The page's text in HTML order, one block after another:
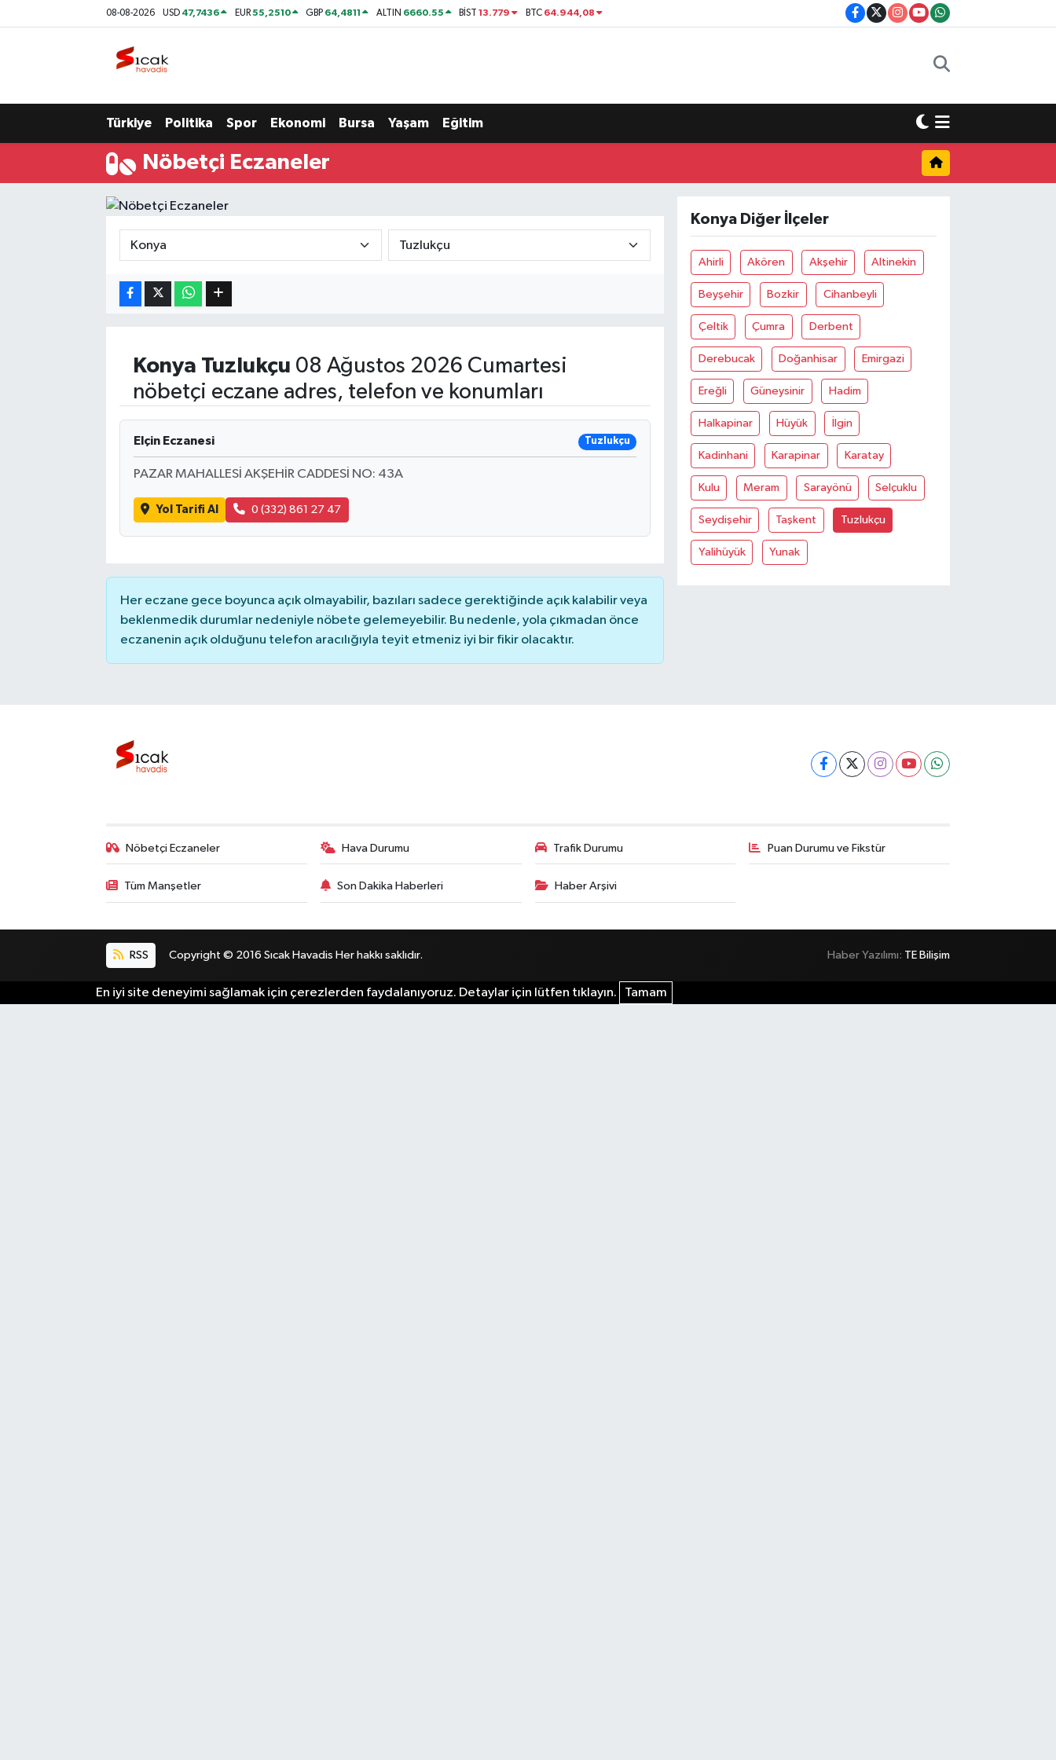
08-08-2026 USD 47,7436 EUR55,2510 GBP 64,4811 ALTIN 6660.55 BİST13.779 BTC 64.944,08
Türkiye Politika Spor Ekonomi Bursa Yaşam Eğitim
Nöbetçi Eczaneler
Konya Tuzlukçu 08 Ağustos 2026 Cumartesi
nöbetçi eczane adres, telefon ve konumları
Elçin Eczanesi Tuzlukçu
PAZAR MAHALLESİ AKŞEHİR CADDESİ NO: 43A
Yol Tarifi Al 0 (332) 861 27 47
Her eczane gece boyunca açık olmayabilir, bazıları sadece gerektiğinde açık kalabilir veya
beklenmedik durumlar nedeniyle nöbete gelemeyebilir. Bu nedenle, yola çıkmadan önce
eczanenin açık olduğunu telefon aracılığıyla teyit etmeniz iyi bir fikir olacaktır.
Konya Diğer İlçeler
Ahirli Akören Akşehir Altinekin
Beyşehir Bozkir Cihanbeyli
Çeltik Çumra Derbent
Derebucak Doğanhisar Emirgazi
Ereğli Güneysinir Hadim
Halkapinar Hüyük İlgin
Kadinhani Karapinar Karatay
Kulu Meram Sarayönü Selçuklu
Seydişehir Taşkent Tuzlukçu
Yalihüyük Yunak
Nöbetçi Eczaneler Hava Durumu Trafik Durumu Puan Durumu ve Fikstür
Tüm Manşetler Son Dakika Haberleri Haber Arşivi
RSS Copyright © 2016 Sıcak Havadis Her hakkı saklıdır. Haber Yazılımı: TE Bilişim
En iyi site deneyimi sağlamak için çerezlerden faydalanıyoruz. Detaylar için lütfen tıklayın. Tamam
Kültür & Sanat
Bilim, Teknoloji
Nöbetçi Eczaneler
Süper Lig Puan Durumu ve Fikstür
Son Dakika Haberleri